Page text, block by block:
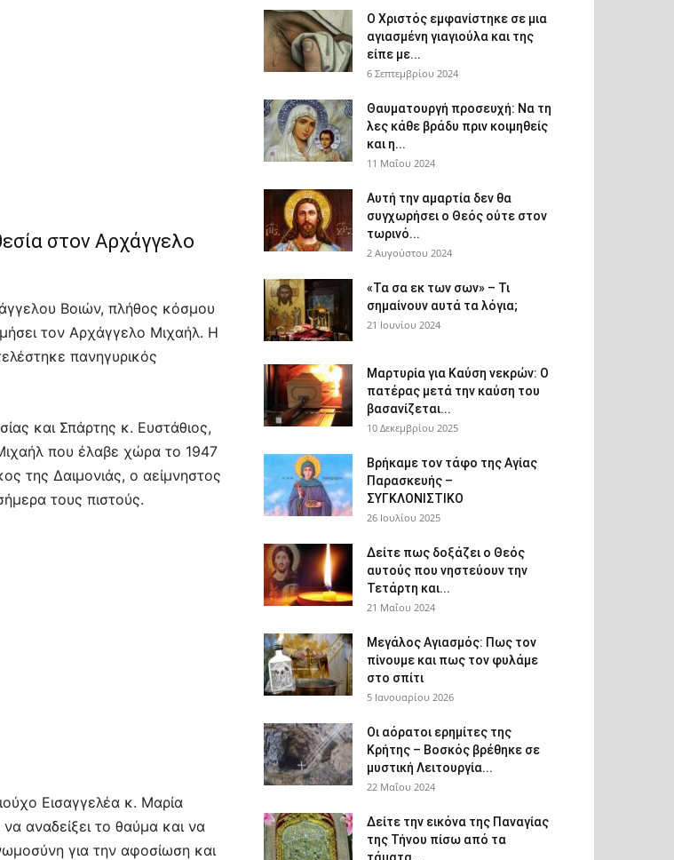
στον Αρχάγγελο
Βοιών, πλήθος κόσμου
τον Αρχάγγελο Μιχαήλ. Η
πανηγυρικός
και Σπάρτης κ. Ευστάθιος,
που έλαβε χώρα το 1947
της Δαιμονιάς, ο αείμνηστος
τους πιστούς.
Εισαγγελέα κ. Μαρία
αναδείξει το θαύμα και να
για την αφοσίωση και
Ο Χριστός εμφανίστηκε σε μια
αγιασμένη γιαγιούλα και της
είπε με...
6 Σεπτεμβρίου 2024
Θαυματουργή προσευχή: Να τη
λες κάθε βράδυ πριν κοιμηθείς
και η...
11 Μαΐου 2024
Αυτή την αμαρτία δεν θα
συγχωρήσει ο Θεός ούτε στον
τωρινό...
2 Αυγούστου 2024
«Τα σα εκ των σων» – Τι
σημαίνουν αυτά τα λόγια;
21 Ιουνίου 2024
Μαρτυρία για Καύση νεκρών: Ο
πατέρας μετά την καύση του
βασανίζεται...
10 Δεκεμβρίου 2025
Βρήκαμε τον τάφο της Αγίας
Παρασκευής –
ΣΥΓΚΛΟΝΙΣΤΙΚΟ
26 Ιουλίου 2025
Δείτε πως δοξάζει ο Θεός
αυτούς που νηστεύουν την
Τετάρτη και...
21 Μαΐου 2024
Μεγάλος Αγιασμός: Πως τον
πίνουμε και πως τον φυλάμε
στο σπίτι
5 Ιανουαρίου 2026
Οι αόρατοι ερημίτες της
Κρήτης – Βοσκός βρέθηκε σε
μυστική Λειτουργία...
22 Μαΐου 2024
Δείτε την εικόνα της Παναγίας
της Τήνου πίσω από τα